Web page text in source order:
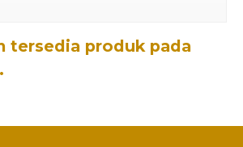
tersedia produk pada